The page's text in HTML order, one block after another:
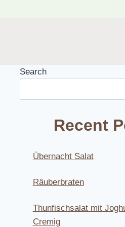
Search
Recent
Übernacht Salat
Räuberbraten
Thunfischsalat mit
Cremig